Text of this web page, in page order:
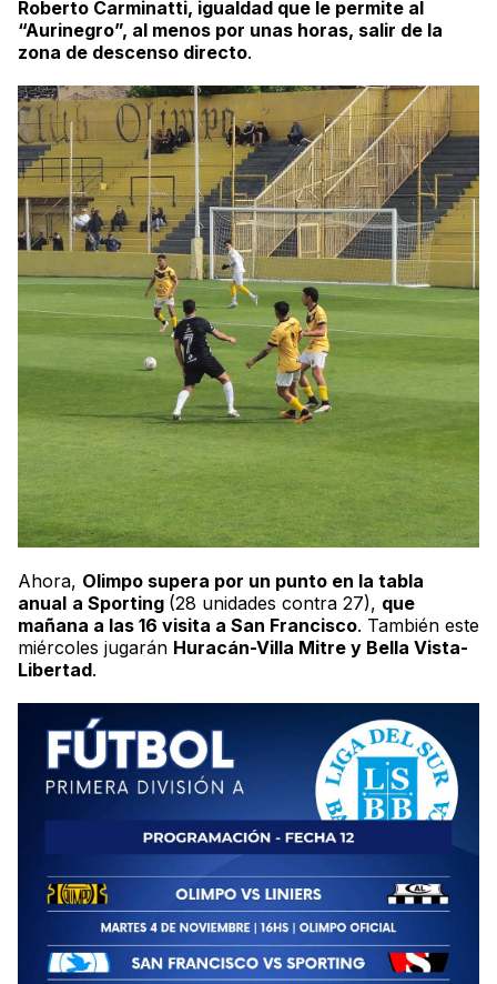
Roberto Carminatti, igualdad que le permite al
“Aurinegro”, al menos por unas horas, salir de la
zona de descenso directo.
Ahora, Olimpo supera por un punto en la tabla
anual a Sporting (28 unidades contra 27), que
mañana a las 16 visita a San Francisco. También este
miércoles jugarán Huracán-Villa Mitre y Bella Vista-
Libertad.